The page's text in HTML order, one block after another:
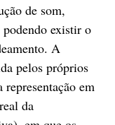
de som,
podendo existir o
A
pelos próprios
representação em
da